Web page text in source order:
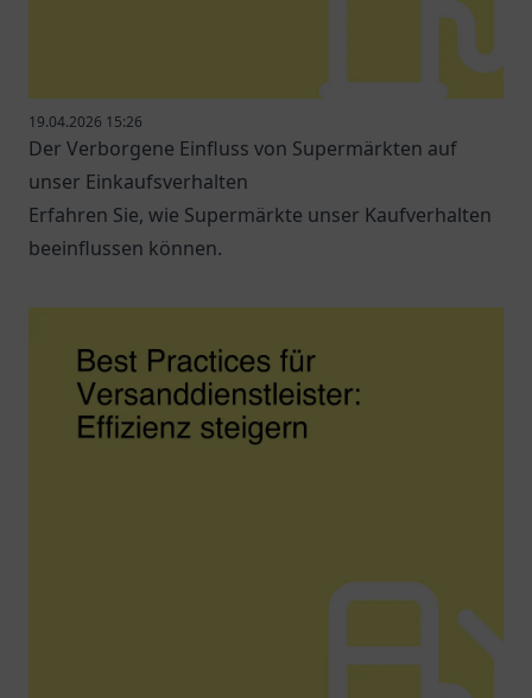
19.04.2026 15:26
Der Verborgene Einfluss von Supermärkten auf
unser Einkaufsverhalten
Erfahren Sie, wie Supermärkte unser Kaufverhalten
beeinflussen können.